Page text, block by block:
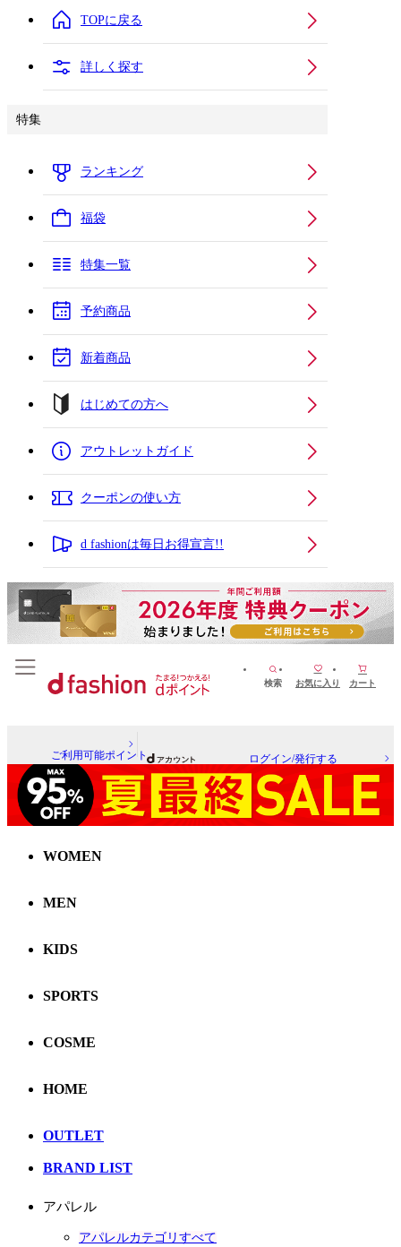
TOPに戻る
詳しく探す
特集
ランキング
福袋
特集一覧
予約商品
新着商品
はじめての方へ
アウトレットガイド
クーポンの使い方
d fashionは毎日お得宣言!!
検索 お気に入り カート
ご利用可能ポイント ログイン/発行する
WOMEN
MEN
KIDS
SPORTS
COSME
HOME
OUTLET
BRAND LIST
アパレル
アパレルカテゴリすべて